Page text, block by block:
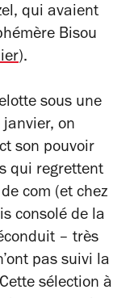
qui avaient
Bisou
).
sous une
janvier, on
son pouvoir
qui regrettent
com (et chez
consolé de la
– très
pas suivi la
sélection à